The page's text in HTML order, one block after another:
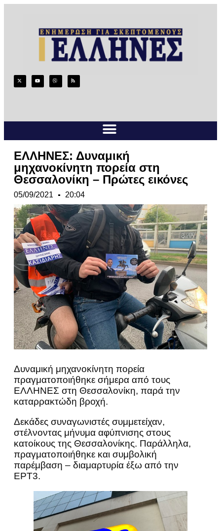
ΕΛΛΗΝΕΣ: Δυναμική
μηχανοκίνητη πορεία στη
Θεσσαλονίκη – Πρώτες εικόνες
05/09/2021 20:04
Δυναμική μηχανοκίνητη πορεία
πραγματοποιήθηκε σήμερα από τους
ΕΛΛΗΝΕΣ στη Θεσσαλονίκη, παρά την
καταρρακτώδη βροχή.
Δεκάδες συναγωνιστές συμμετείχαν,
στέλνοντας μήνυμα αφύπνισης στους
κατοίκους της Θεσσαλονίκης. Παράλληλα,
πραγματοποιήθηκε και συμβολική
παρέμβαση – διαμαρτυρία έξω από την
ΕΡΤ3.